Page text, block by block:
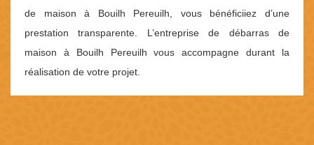
de maison à Bouilh Pereuilh, vous bénéficiiez d’une
prestation transparente. L’entreprise de débarras de
maison à Bouilh Pereuilh vous accompagne durant la
réalisation de votre projet.